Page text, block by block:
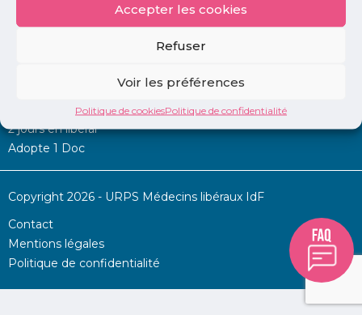
Accepter les cookies
Refuser
Voir les préférences
Politique de cookiesPolitique de confidentialité
Permanence d’aide à l’installation
2 jours en libéral
Adopte 1 Doc
Copyright 2026 - URPS Médecins libéraux IdF
Contact
Mentions légales
Politique de confidentialité